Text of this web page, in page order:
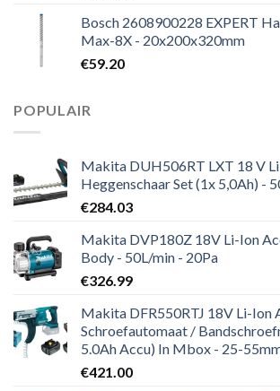
Bosch 2608900228 EXPERT
Max-8X - 20x200x320mm
€59.20
POPULAIR
Makita DUH506RT LXT 18 V
Heggenschaar Set (1x 5,0Ah) -
€284.03
Makita DVP180Z 18V Li-Ion
Body - 50L/min - 20Pa
€326.99
Makita DFR550RTJ 18V Li-Ion
Schroefautomaat /
5.0Ah Accu) In Mbox - 25-
€421.00